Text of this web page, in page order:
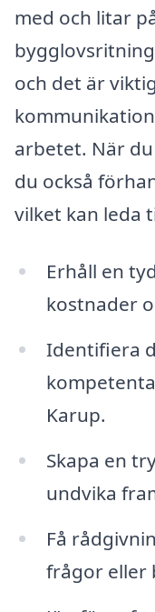
med och litar
och det är
arbetet. När
du också
vilket kan leda
Erhåll en
kostnader
Identifiera
Karup.
Skapa en
undvika
Få
frågor eller